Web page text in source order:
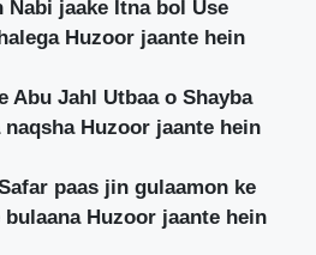
Nabi jaake Itna bol Use
Huzoor jaante hein
Abu Jahl Utbaa o Shayba
naqsha Huzoor jaante hein
paas jin gulaamon ke
Huzoor jaante hein